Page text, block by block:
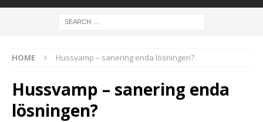
HOME Hussvamp – sanering enda lösningen?
Hussvamp – sanering enda
lösningen?